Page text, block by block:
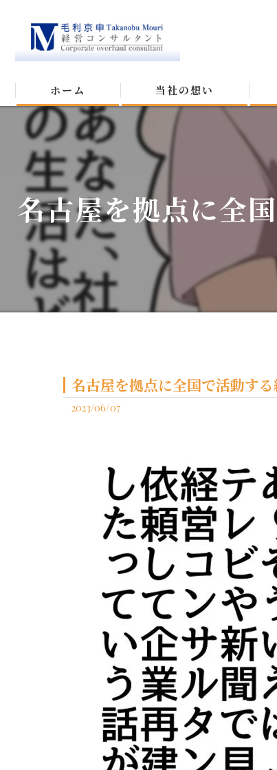
ホーム 当社の想い
名古屋を拠点に全
名古屋を拠点に全国で活動す
2023/06/07